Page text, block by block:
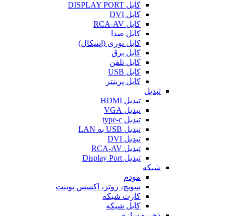
کابل DISPLAY PORT
کابل DVI
کابل RCA-AV
کابل صدا
کابل نوری (اپتیکال)
کابل برق
کابل تلفن
کابل USB
کابل پرینتر
تبدیل
تبدیل HDMI
تبدیل VGA
تبدیل type-c
تبدیل USB به LAN
تبدیل DVI
تبدیل RCA-AV
تبدیل Display Port
شبکه
مودم
سویچ، روتر، اکسس پوینت
کارت شبکه
کابل شبکه